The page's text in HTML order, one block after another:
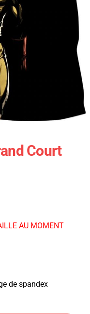
Court
AU MOMENT
de spandex